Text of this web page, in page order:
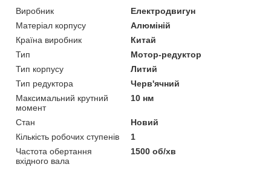
Виробник
Електродвигун
Матеріал корпусу
Алюміній
Країна виробник
Китай
Тип
Мотор-редуктор
Тип корпусу
Литий
Тип редуктора
Черв'ячний
Максимальний крутний
момент
10 нм
Стан
Новий
Кількість робочих ступенів
1
Частота обертання
вхідного вала
1500 об/хв